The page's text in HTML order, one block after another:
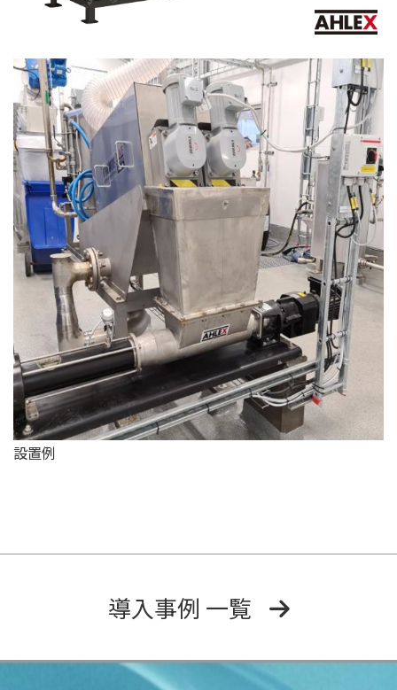
設置例
導入事例 一覧